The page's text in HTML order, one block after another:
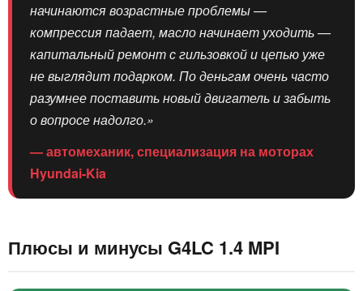
начинаются возрастные проблемы —
компрессия падает, масло начинает уходить —
капитальный ремонт с гильзовкой и цепью уже
не выглядит подарком. По деньгам очень часто
разумнее поставить новый двигатель и забыть
о вопросе надолго.»
— автомеханик, специализация на моторах
Hyundai-Kia
Плюсы и минусы G4LC 1.4 MPI